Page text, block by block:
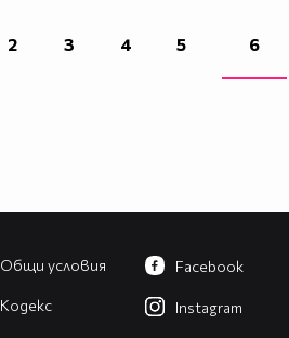
2 3 4 5 6
Общи условия
Кодекс
Facebook
Instagram